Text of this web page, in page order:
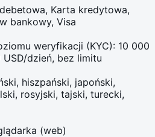
Karta kredytowa,
bankowy, Visa
weryfikacji (KYC): 10 000
dzień, bez limitu
hiszpański, japoński,
rosyjski, tajski, turecki,
(web)